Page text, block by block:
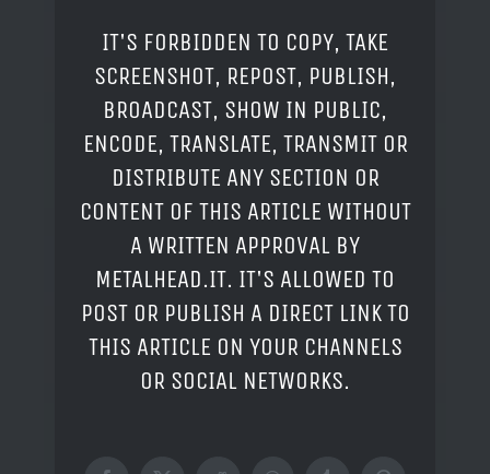
IT'S FORBIDDEN TO COPY, TAKE
SCREENSHOT, REPOST, PUBLISH,
BROADCAST, SHOW IN PUBLIC,
ENCODE, TRANSLATE, TRANSMIT OR
DISTRIBUTE ANY SECTION OR
CONTENT OF THIS ARTICLE WITHOUT
A WRITTEN APPROVAL BY
METALHEAD.IT. IT'S ALLOWED TO
POST OR PUBLISH A DIRECT LINK TO
THIS ARTICLE ON YOUR CHANNELS
OR SOCIAL NETWORKS.